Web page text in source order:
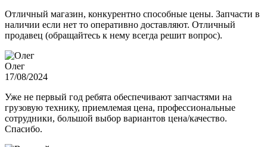
Отличный магазин, конкурентно способные цены. Запчасти в
наличии если нет то оперативно доставляют. Отличный
продавец (обращайтесь к нему всегда решит вопрос).
Олег
17/08/2024
Уже не первый год ребята обеспечивают запчастями на
грузовую технику, приемлемая цена, профессиональные
сотрудники, большой выбор вариантов цена/качество.
Спасибо.